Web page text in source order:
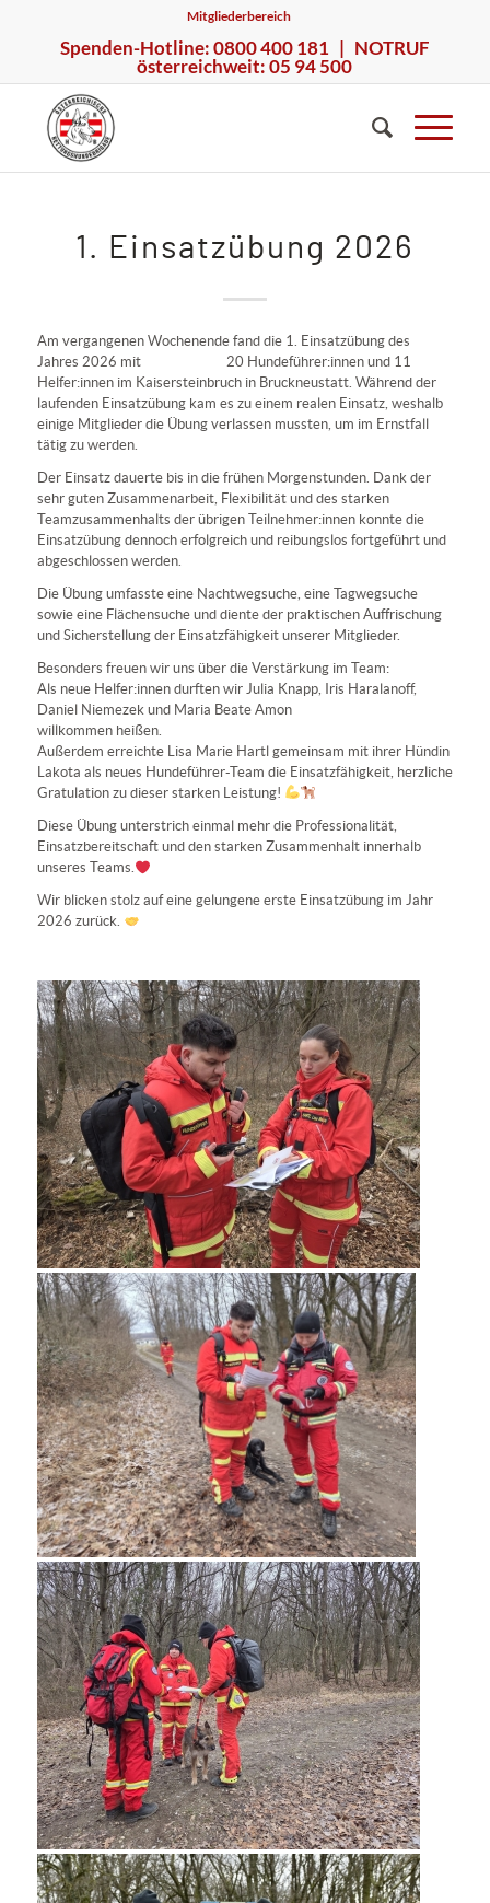
Mitgliederbereich
Spenden-Hotline: 0800 400 181 | NOTRUF
österreichweit: 05 94 500
1. Einsatzübung 2026
Am vergangenen Wochenende fand die 1. Einsatzübung des
Jahres 2026 mit 20 Hundeführer:innen und 11
Helfer:innen im Kaisersteinbruch in Bruckneustatt. Während der
laufenden Einsatzübung kam es zu einem realen Einsatz, weshalb
einige Mitglieder die Übung verlassen mussten, um im Ernstfall
tätig zu werden.
Der Einsatz dauerte bis in die frühen Morgenstunden. Dank der
sehr guten Zusammenarbeit, Flexibilität und des starken
Teamzusammenhalts der übrigen Teilnehmer:innen konnte die
Einsatzübung dennoch erfolgreich und reibungslos fortgeführt und
abgeschlossen werden.
Die Übung umfasste eine Nachtwegsuche, eine Tagwegsuche
sowie eine Flächensuche und diente der praktischen Auffrischung
und Sicherstellung der Einsatzfähigkeit unserer Mitglieder.
Besonders freuen wir uns über die Verstärkung im Team:
Als neue Helfer:innen durften wir Julia Knapp, Iris Haralanoff,
Daniel Niemezek und Maria Beate Amon
willkommen heißen.
Außerdem erreichte Lisa Marie Hartl gemeinsam mit ihrer Hündin
Lakota als neues Hundeführer-Team die Einsatzfähigkeit, herzliche
Gratulation zu dieser starken Leistung!
Diese Übung unterstrich einmal mehr die Professionalität,
Einsatzbereitschaft und den starken Zusammenhalt innerhalb
unseres Teams.
Wir blicken stolz auf eine gelungene erste Einsatzübung im Jahr
2026 zurück.